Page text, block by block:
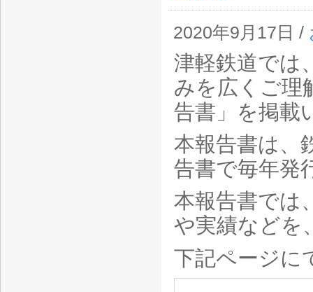
2020年9月17日 /
津軽鉄道では
みを広くご理
告書」を掲載
本報告書は、
告書で毎年発
本報告書では
や実績などを
下記ページに